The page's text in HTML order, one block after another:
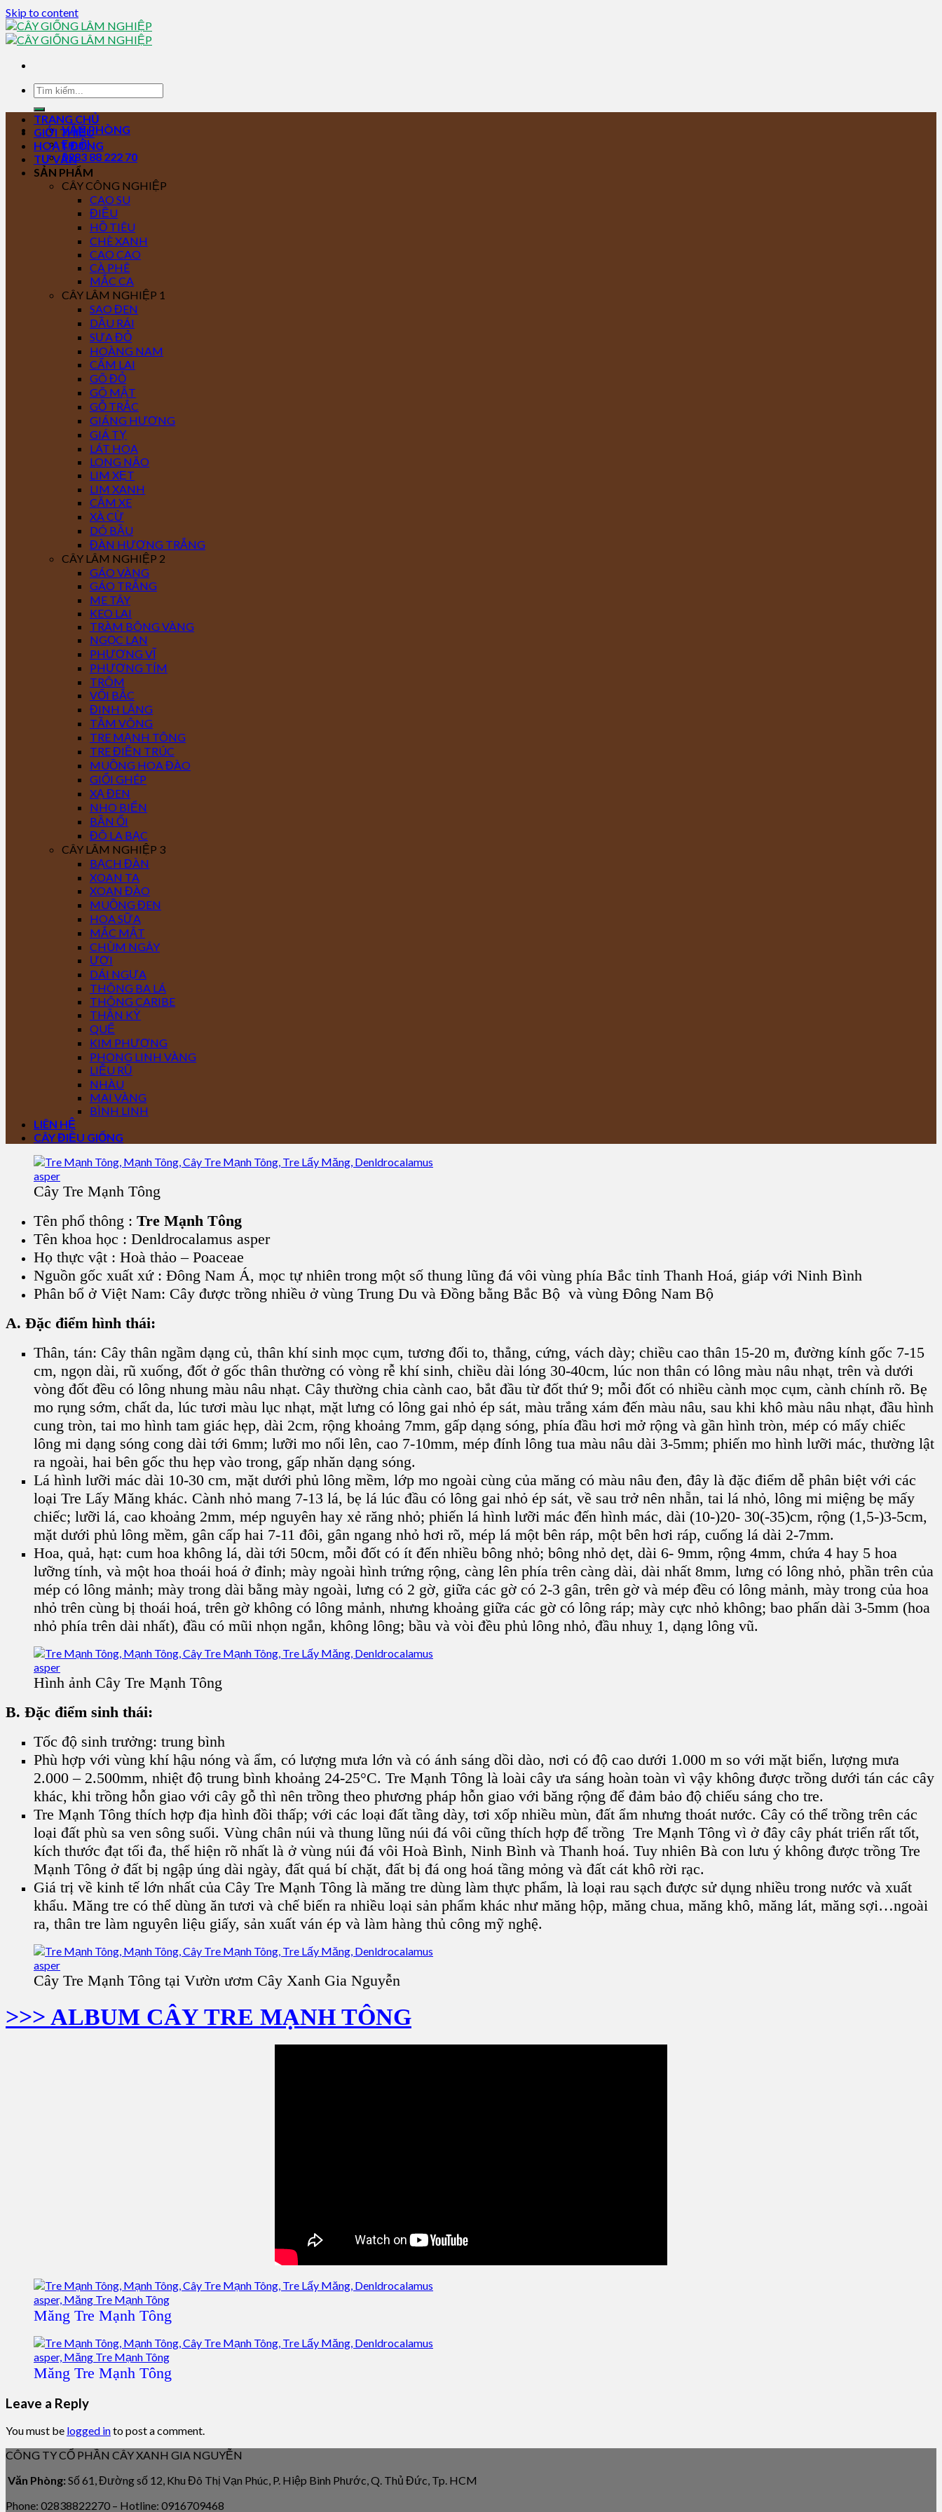
Skip to content
VĂN PHÒNG
Email
0283 88 222 70
TRANG CHỦ
GIỚI THIỆU
HOẠT ĐỘNG
TƯ VẤN
SẢN PHẨM
CÂY CÔNG NGHIỆP
CAO SU
ĐIỀU
HỒ TIÊU
CHÈ XANH
CAO CAO
CÀ PHÊ
MẮC CA
CÂY LÂM NGHIỆP 1
SAO ĐEN
DẦU RÁI
SƯA ĐỎ
HOÀNG NAM
CẨM LAI
GÕ ĐỎ
GÕ MẬT
GỖ TRẮC
GIÁNG HƯƠNG
GIÁ TỴ
LÁT HOA
LONG NÃO
LIM XẸT
LIM XANH
CĂM XE
XÀ CỪ
DÓ BẦU
ĐÀN HƯƠNG TRẮNG
CÂY LÂM NGHIỆP 2
GÁO VÀNG
GÁO TRẮNG
ME TÂY
KEO LAI
TRÀM BÔNG VÀNG
NGỌC LAN
PHƯỢNG VĨ
PHƯỢNG TÍM
TRÔM
VỐI BẮC
ĐINH LĂNG
TẦM VÔNG
TRE MẠNH TÔNG
TRE ĐIỀN TRÚC
MUỒNG HOA ĐÀO
GIỔI GHÉP
XẠ ĐEN
NHO BIỂN
BẦN ỔI
ĐÔ LA BẠC
CÂY LÂM NGHIỆP 3
BẠCH ĐÀN
XOAN TA
XOAN ĐÀO
MUỒNG ĐEN
HOA SỮA
MẮC MẬT
CHÙM NGÂY
ƯƠI
DÁI NGỰA
THÔNG BA LÁ
THÔNG CARIBE
THẦN KỲ
QUẾ
KIM PHƯỢNG
PHONG LINH VÀNG
LIỄU RŨ
NHÀU
MAI VÀNG
BÌNH LINH
LIÊN HỆ
CÂY ĐIỀU GIỐNG
Cây Tre Mạnh Tông
Tên phổ thông : Tre Mạnh Tông
Tên khoa học : Denldrocalamus asper
Họ thực vật : Hoà thảo – Poaceae
Nguồn gốc xuất xứ : Đông Nam Á, mọc tự nhiên trong một số thung lũng đá vôi vùng phía Bắc tỉnh Thanh Hoá, giáp với Ninh Bình
Phân bổ ở Việt Nam: Cây được trồng nhiều ở vùng Trung Du và Đồng bằng Bắc Bộ và vùng Đông Nam Bộ
A. Đặc điểm hình thái:
Thân, tán: Cây thân ngầm dạng củ, thân khí sinh mọc cụm, tương đối to, thẳng, cứng, vách dày; chiều cao thân 15-20 m, đường kính gốc 7-15
cm, ngọn dài, rũ xuống, đốt ở gốc thân thường có vòng rễ khí sinh, chiều dài lóng 30-40cm, lúc non thân có lông màu nâu nhạt, trên và dưới
vòng đốt đều có lông nhung màu nâu nhạt. Cây thường chia cành cao, bắt đầu từ đốt thứ 9; mỗi đốt có nhiều cành mọc cụm, cành chính rõ. Bẹ
mo rụng sớm, chất da, lúc tươi màu lục nhạt, mặt lưng có lông gai nhỏ ép sát, màu trắng xám đến màu nâu, sau khi khô màu nâu nhạt, đầu hình
cung tròn, tai mo hình tam giác hẹp, dài 2cm, rộng khoảng 7mm, gấp dạng sóng, phía đầu hơi mở rộng và gần hình tròn, mép có mấy chiếc
lông mi dạng sóng cong dài tới 6mm; lưỡi mo nổi lên, cao 7-10mm, mép đính lông tua màu nâu dài 3-5mm; phiến mo hình lưỡi mác, thường lật
ra ngoài, hai bên gốc thu hẹp vào trong, gấp nhăn dạng sóng.
Lá hình lưỡi mác dài 10-30 cm, mặt dưới phủ lông mềm, lớp mo ngoài cùng của măng có màu nâu đen, đây là đặc điểm dễ phân biệt với các
loại Tre Lấy Măng khác. Cành nhỏ mang 7-13 lá, bẹ lá lúc đầu có lông gai nhỏ ép sát, về sau trở nên nhẵn, tai lá nhỏ, lông mi miệng bẹ mấy
chiếc; lưỡi lá, cao khoảng 2mm, mép nguyên hay xẻ răng nhỏ; phiến lá hình lưỡi mác đến hình mác, dài (10-)20- 30(-35)cm, rộng (1,5-)3-5cm,
mặt dưới phủ lông mềm, gân cấp hai 7-11 đôi, gân ngang nhỏ hơi rõ, mép lá một bên ráp, một bên hơi ráp, cuống lá dài 2-7mm.
Hoa, quả, hạt: cum hoa không lá, dài tới 50cm, mỗi đốt có ít đến nhiều bông nhỏ; bông nhỏ dẹt, dài 6- 9mm, rộng 4mm, chứa 4 hay 5 hoa
lưỡng tính, và một hoa thoái hoá ở đỉnh; mày ngoài hình trứng rộng, càng lên phía trên càng dài, dài nhất 8mm, lưng có lông nhỏ, phần trên của
mép có lông mảnh; mày trong dài bằng mày ngoài, lưng có 2 gờ, giữa các gờ có 2-3 gân, trên gờ và mép đều có lông mảnh, mày trong của hoa
nhỏ trên cùng bị thoái hoá, trên gờ không có lông mảnh, nhưng khoảng giữa các gờ có lông ráp; mày cực nhỏ không; bao phấn dài 3-5mm (hoa
nhỏ phía trên dài nhất), đầu có mũi nhọn ngắn, không lông; bầu và vòi đều phủ lông nhỏ, đầu nhuỵ 1, dạng lông vũ.
Hình ảnh Cây Tre Mạnh Tông
B. Đặc điểm sinh thái:
Tốc độ sinh trưởng: trung bình
Phù hợp với vùng khí hậu nóng và ẩm, có lượng mưa lớn và có ánh sáng dồi dào, nơi có độ cao dưới 1.000 m so với mặt biển, lượng mưa
2.000 – 2.500mm, nhiệt độ trung bình khoảng 24-25°C. Tre Mạnh Tông là loài cây ưa sáng hoàn toàn vì vậy không được trồng dưới tán các cây
khác, khi trồng hỗn giao với cây gỗ thì nên trồng theo phương pháp hỗn giao với băng rộng để đảm bảo độ chiếu sáng cho tre.
Tre Mạnh Tông thích hợp địa hình đồi thấp; với các loại đất tầng dày, tơi xốp nhiều mùn, đất ẩm nhưng thoát nước. Cây có thể trồng trên các
loại đất phù sa ven sông suối. Vùng chân núi và thung lũng núi đá vôi cũng thích hợp để trồng Tre Mạnh Tông vì ở đây cây phát triển rất tốt,
kích thước đạt tối đa, thể hiện rõ nhất là ở vùng núi đá vôi Hoà Bình, Ninh Bình và Thanh hoá. Tuy nhiên Bà con lưu ý không được trồng Tre
Mạnh Tông ở đất bị ngập úng dài ngày, đất quá bí chặt, đất bị đá ong hoá tầng mỏng và đất cát khô rời rạc.
Giá trị về kinh tế lớn nhất của Cây Tre Mạnh Tông là măng tre dùng làm thực phẩm, là loại rau sạch được sử dụng nhiều trong nước và xuất
khẩu. Măng tre có thể dùng ăn tươi và chế biến ra nhiều loại sản phẩm khác như măng hộp, măng chua, măng khô, măng lát, măng sợi…ngoài
ra, thân tre làm nguyên liệu giấy, sản xuất ván ép và làm hàng thủ công mỹ nghệ.
Cây Tre Mạnh Tông tại Vườn ươm Cây Xanh Gia Nguyễn
>>> ALBUM CÂY TRE MẠNH TÔNG
Măng Tre Mạnh Tông
Măng Tre Mạnh Tông
Leave a Reply
You must be logged into post a comment.
CÔNG TY CỔ PHẦN CÂY XANH GIA NGUYỄN
Văn Phòng: Số 61, Đường số 12, Khu Đô Thị Vạn Phúc, P. Hiệp Bình Phước, Q. Thủ Đức, Tp. HCM
Phone: 02838822270 – Hotline: 0916709468